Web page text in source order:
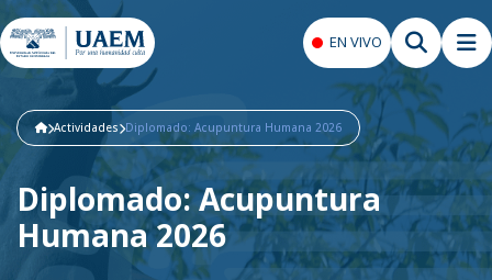
EN VIVO
Actividades Diplomado: Acupuntura Humana 2026
Diplomado: Acupuntura
Humana 2026